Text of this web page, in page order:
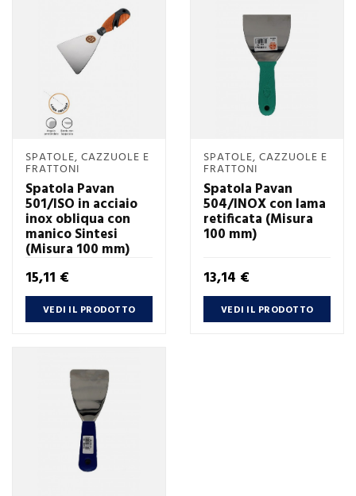
SPATOLE, CAZZUOLE E
FRATTONI
Spatola Pavan
501/ISO in acciaio
inox obliqua con
manico Sintesi
(Misura 100 mm)
Prezzo
15,11 €
VEDI IL PRODOTTO
SPATOLE, CAZZUOLE E
FRATTONI
Spatola Pavan
504/INOX con lama
retificata (Misura
100 mm)
Prezzo
13,14 €
VEDI IL PRODOTTO